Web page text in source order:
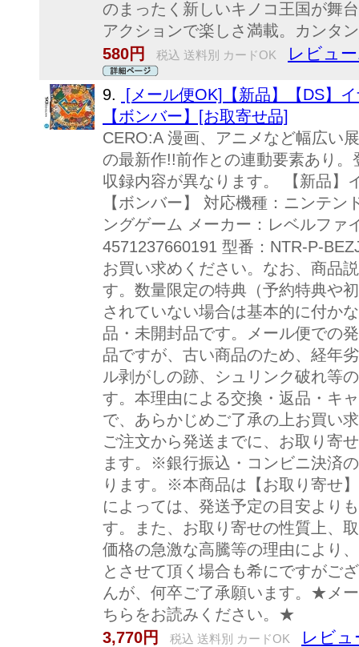
のまったく新しいキノコ王国が舞
アクションで楽しさ満載。カンタ
580円
税込 送料別 カードOK レビュ
9.
[メール便OK]【新品】【DS】
【ボンバー】[お取寄せ品]
CERO:A 漫画、アニメなど幅広い
の最新作!!前作との連動要素あり
収録内容が異なります。 【新品】
【ボンバー】 対応機種：ニンテ
ングゲーム メーカー：レベルファ
4571237660191 型番：NTR-P-
お買い求めください。なお、商品
す。数量限定の特典（予約特典や
されていない場合は基本的に付か
品・未開封品です。メール便での
品ですが、古い商品のため、経年
ル剥がしの跡、シュリンク破れ等
す。本理由による交換・返品・キ
で、あらかじめご了承の上お買い
ご注文から発送までに、お取り寄
ます。※銀行振込・コンビニ決済
ります。※本商品は【お取り寄せ
によっては、発送予定の目安より
す。また、お取り寄せの性質上、
価格の急激な高騰等の理由により
とさせて頂く場合も希にですがご
んが、何卒ご了承願います。★メ
ちらをお読みください。★
3,770円
税込 送料別 カードOK レビュ